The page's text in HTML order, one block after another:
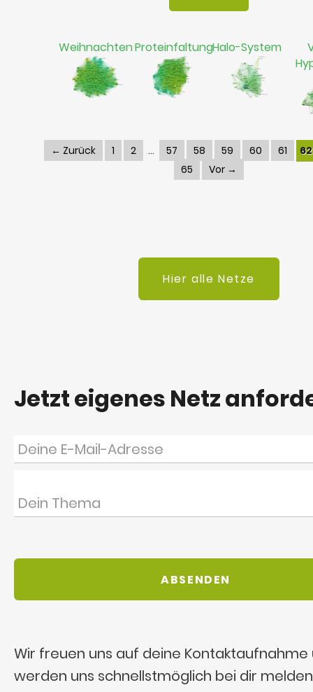
WeihnachtenProteinfaltungHalo-System
← Zurück 1 2 57 58 59 60 61
62
65
Vor →
Hier alle Netze
Jetzt eigenes Netz
Wir freuen uns auf deine Kontaktaufnahme
werden uns schnellstmöglich bei dir